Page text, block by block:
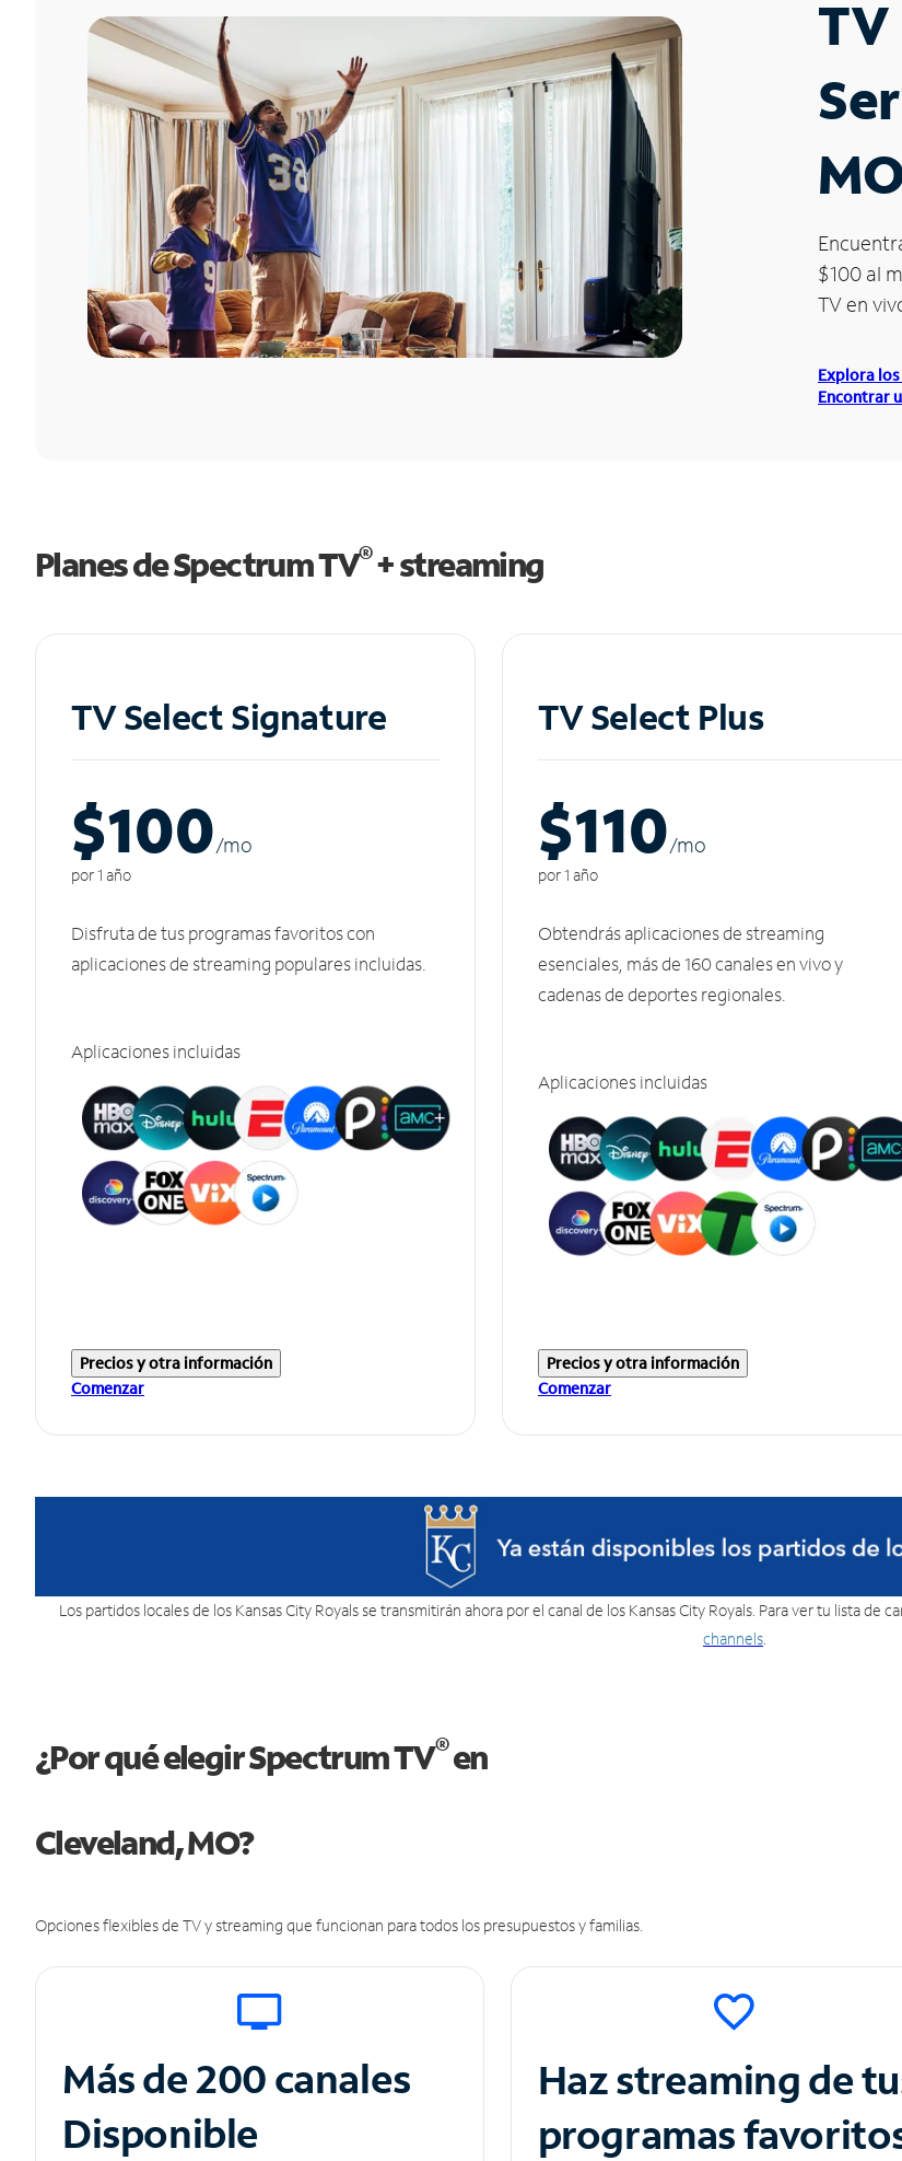
$100 al
TV en
Explora
Encontrar
Planes de Spectrum TV®+ streaming
TV Select Signature
$100/mo
por 1 año
Disfruta de tus programas favoritos con
aplicaciones de streaming populares incluidas.
Aplicaciones incluidas
Precios y otra información
Comenzar
TV Select Plus
$110/mo
por 1 año
Obtendrás aplicaciones de streaming
esenciales, más de 160 canales en vivo y
cadenas de deportes regionales.
Aplicaciones incluidas
Precios y otra información
Comenzar
Los partidos locales de los Kansas City Royals se transmitirán ahora por el canal de los Kansas City Royals. Para ver tu lista de
channels
¿Por qué elegir Spectrum TV®en
Cleveland, MO?
Opciones flexibles de TV y streaming que funcionan para todos los presupuestos y familias.
Más de 200 canales
Disponible
Haz streaming de
programas